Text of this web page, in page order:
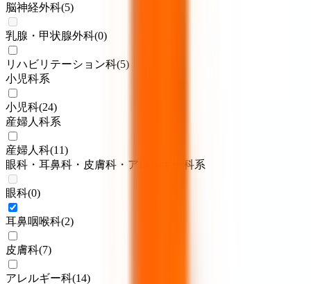
脳神経外科(5)
乳腺・甲状腺外科(0)
リハビリテーション科(5)
小児科系
小児科(24)
産婦人科系
産婦人科(11)
眼科・耳鼻科・皮膚科・アレルギー科系
眼科(0)
耳鼻咽喉科(2)
皮膚科(7)
アレルギー科(14)